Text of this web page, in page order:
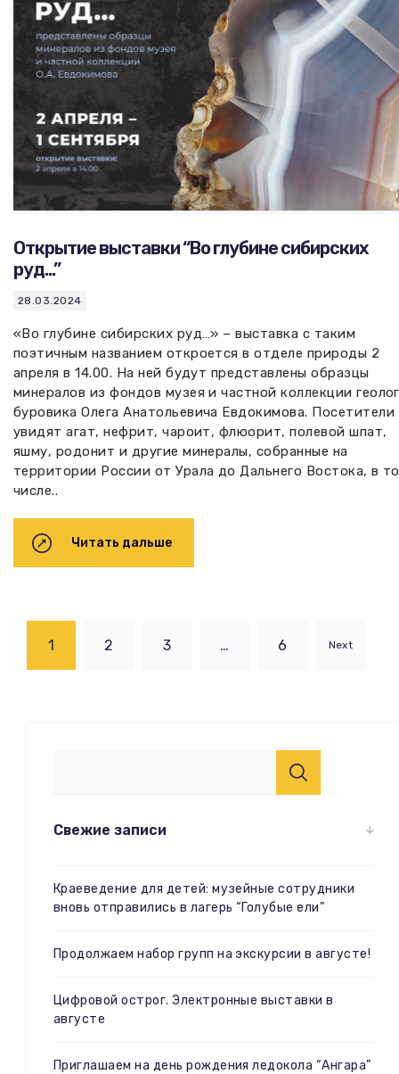
Открытие выставки “Во глубине сибирских
руд…”
28.03.2024
«Во глубине сибирских руд…» – выставка с таким
поэтичным названием откроется в отделе природы 2
апреля в 14.00. На ней будут представлены образцы
минералов из фондов музея и частной коллекции
буровика Олега Анатольевича Евдокимова. Посетители
увидят агат, нефрит, чароит, флюорит, полевой шпат,
яшму, родонит и другие минералы, собранные на
территории России от Урала до Дальнего Востока, в
числе..
Читать дальше
1 2 3 … 6 Next
Свежие записи
Краеведение для детей: музейные сотрудники
вновь отправились в лагерь “Голубые ели”
Продолжаем набор групп на экскурсии в августе!
Цифровой острог. Электронные выставки в
августе
Приглашаем на день рождения ледокола “Ангара”